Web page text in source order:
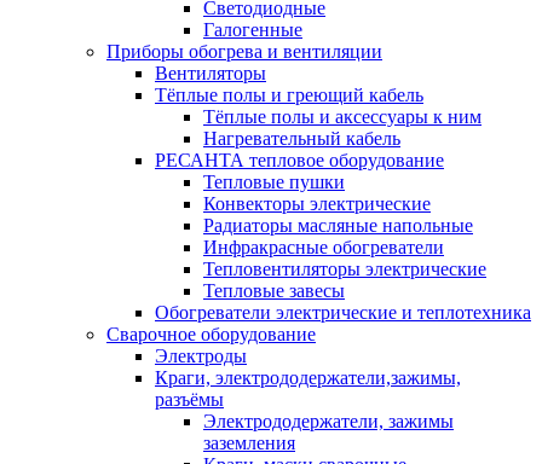
Светодиодные
Галогенные
Приборы обогрева и вентиляции
Вентиляторы
Тёплые полы и греющий кабель
Тёплые полы и аксессуары к ним
Нагревательный кабель
РЕСАНТА тепловое оборудование
Тепловые пушки
Конвекторы электрические
Радиаторы масляные напольные
Инфракрасные обогреватели
Тепловентиляторы электрические
Тепловые завесы
Обогреватели электрические и теплотехника
Сварочное оборудование
Электроды
Краги, электрододержатели,зажимы,
разъёмы
Электрододержатели, зажимы
заземления